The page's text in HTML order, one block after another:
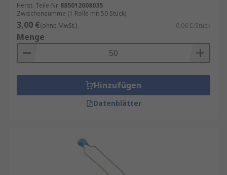
Herst. Teile-Nr. 885012008035
Zwischensumme (1 Rolle mit 50 Stück)
3,00 €(ohne MwSt.) 0,06 €/Stück
Menge
Hinzufügen
Datenblätter